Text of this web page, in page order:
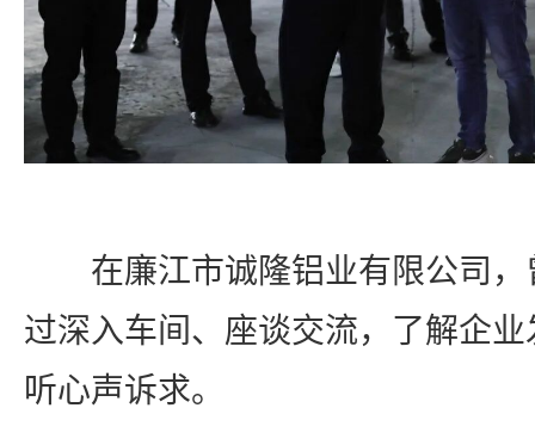
在廉江市诚隆铝业有限公司，
过深入车间、座谈交流，了解企
听心声诉求。